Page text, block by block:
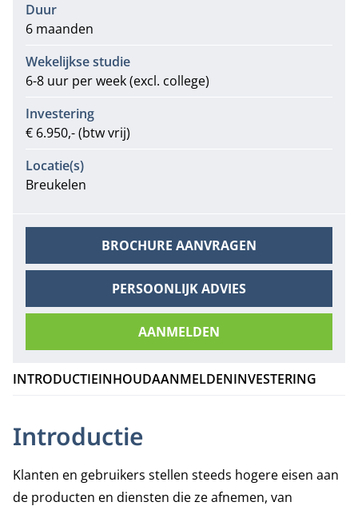
Duur
6 maanden
Wekelijkse studie
6-8 uur per week (excl. college)
Investering
€ 6.950,- (btw vrij)
Locatie(s)
Breukelen
BROCHURE AANVRAGEN
PERSOONLIJK ADVIES
AANMELDEN
INTRODUCTIEINHOUDAANMELDENINVESTERING
Introductie
Klanten en gebruikers stellen steeds hogere eisen aan
de producten en diensten die ze afnemen, van